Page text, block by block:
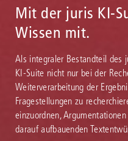
Mit der juris KI-
Wissen mit.
Als integraler Bestandteil des
KI-Suite nicht nur bei der
Weiterverarbeitung der
Fragestellungen zu
einzuordnen,
darauf aufbauenden